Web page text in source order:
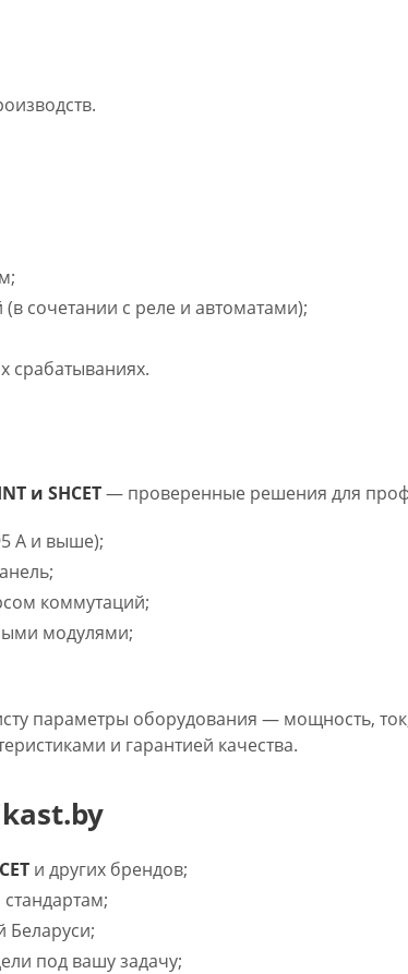
сочетании с реле и автоматами);
срабатываниях.
и SHCET— проверенные решения для
А и выше);
коммутаций;
модулями;
параметры оборудования — мощность,
и гарантией качества.
и других брендов;
Беларуси;
под вашу задачу;